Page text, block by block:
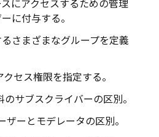
にアクセスするための管理
に付与する。
さまざまなグループを定義
セス権限を指定する。
のサブスクライバーの区別。
ザーとモデレータの区別。